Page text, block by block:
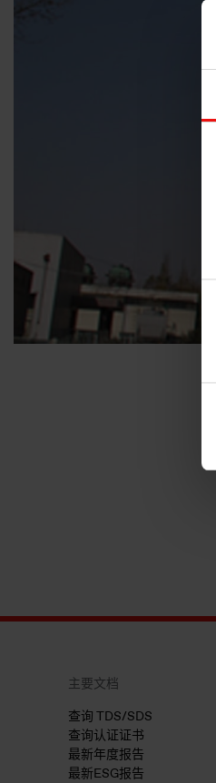
主要文档
查询 TDS/SDS
查询认证证书
最新年度报告
最新ESG报告